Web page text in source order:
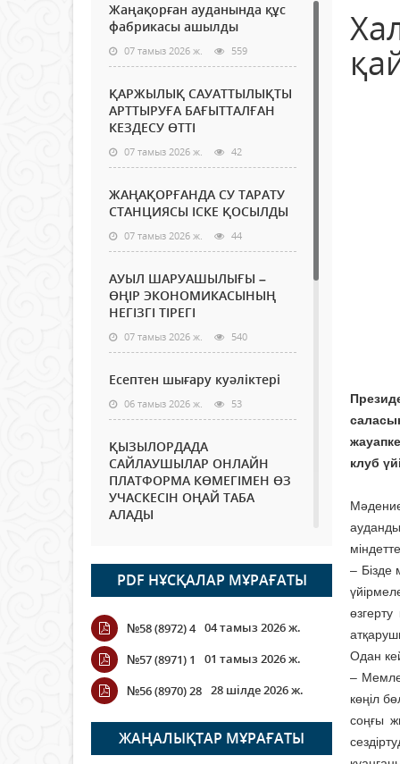
Жаңақорған ауданында құс
фабрикасы ашылды
07 тамыз 2026 ж. 559
ҚАРЖЫЛЫҚ САУАТТЫЛЫҚТЫ
АРТТЫРУҒА БАҒЫТТАЛҒАН
КЕЗДЕСУ ӨТТІ
07 тамыз 2026 ж. 42
ЖАҢАҚОРҒАНДА СУ ТАРАТУ
СТАНЦИЯСЫ ІСКЕ ҚОСЫЛДЫ
07 тамыз 2026 ж. 44
АУЫЛ ШАРУАШЫЛЫҒЫ –
ӨҢІР ЭКОНОМИКАСЫНЫҢ
НЕГІЗГІ ТІРЕГІ
07 тамыз 2026 ж. 540
Есептен шығару куәліктері
06 тамыз 2026 ж. 53
ҚЫЗЫЛОРДАДА
САЙЛАУШЫЛАР ОНЛАЙН
ПЛАТФОРМА КӨМЕГІМЕН ӨЗ
УЧАСКЕСІН ОҢАЙ ТАБА
АЛАДЫ
Open Air: Қызылорда
облысы полиция
департаменті 20 мыңнан
астам көрерменнің
қауіпсіздігін қамтамасыз етті
ҚАЛАЙ ӨТЕДІ?
06 тамыз 2026 ж. 245
PDF НҰСҚАЛАР МҰРАҒАТЫ
№58 (8972) 4 04 тамыз 2026 ж.
№57 (8971) 1
01 тамыз 2026 ж.
№56 (8970) 28 28 шілде 2026 ж.
ЖАҢАЛЫҚТАР МҰРАҒАТЫ
клуб
– Бізде
Одан
–
көңіл
соңғы